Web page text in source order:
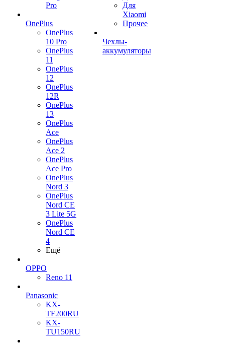
Pro
OnePlus
OnePlus
10 Pro
OnePlus
11
OnePlus
12
OnePlus
12R
OnePlus
13
OnePlus
Ace
OnePlus
Ace 2
OnePlus
Ace Pro
OnePlus
Nord 3
OnePlus
Nord CE
3 Lite 5G
OnePlus
Nord CE
4
Ещё
OPPO
Reno 11
Panasonic
KX-
TF200RU
KX-
TU150RU
Для
Xiaomi
Прочее
Чехлы-
аккумуляторы